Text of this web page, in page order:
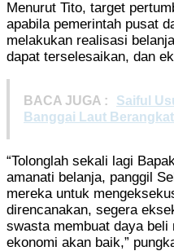
Menurut Tito, target
apabila pemerintah pusat
melakukan realisasi
dapat terselesaikan, dan
BACA JUGA :
Saiful
Banggai Laut
“Tolonglah sekali lagi
amanati belanja, panggil
mereka untuk
direncanakan, segera
swasta membuat daya
ekonomi akan baik,”